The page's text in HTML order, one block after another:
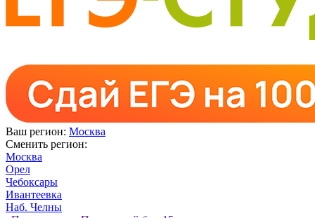
Ваш регион: Москва
Сменить регион:
Москва
Орел
Чебоксары
Ивантеевка
Наб. Челны